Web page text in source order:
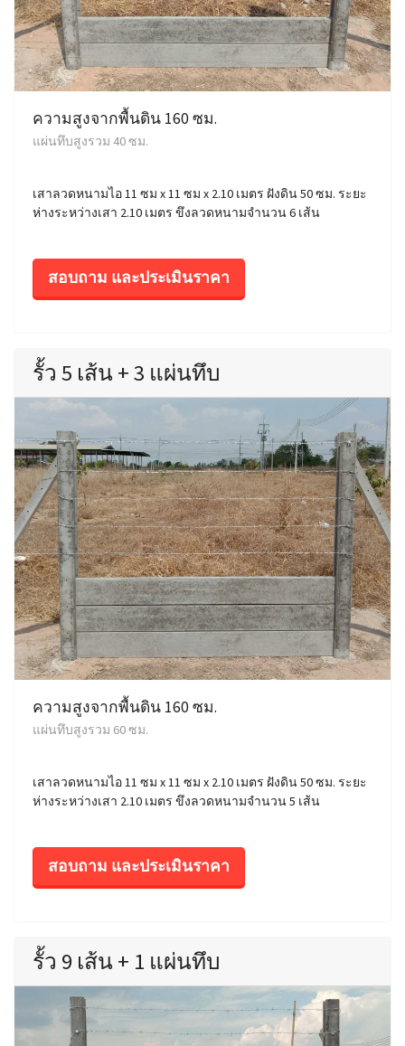
ความสูงจากพื้นดิน 160 ซม.
แผ่นทึบสูงรวม 40 ซม.
เสาลวดหนามไอ 11 ซม x 11 ซม x 2.10 เมตร ฝังดิน 50 ซม. ระยะ
ห่างระหว่างเสา 2.10 เมตร ขึงลวดหนามจำนวน 6 เส้น
สอบถาม และประเมินราคา
รั้ว 5 เส้น + 3 แผ่นทึบ
ความสูงจากพื้นดิน 160 ซม.
แผ่นทึบสูงรวม 60 ซม.
เสาลวดหนามไอ 11 ซม x 11 ซม x 2.10 เมตร ฝังดิน 50 ซม. ระยะ
ห่างระหว่างเสา 2.10 เมตร ขึงลวดหนามจำนวน 5 เส้น
สอบถาม และประเมินราคา
รั้ว 9 เส้น + 1 แผ่นทึบ